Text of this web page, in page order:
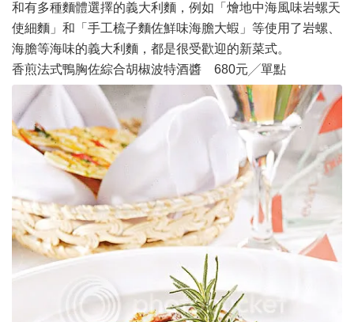
和有多種麵體選擇的義大利麵，例如「燴地中海風味岩螺天
使細麵」和「手工梳子麵佐鮮味海膽大蝦」等使用了岩螺、
海膽等海味的義大利麵，都是很受歡迎的新菜式。
香煎法式鴨胸佐綜合胡椒波特酒醬 680元╱單點